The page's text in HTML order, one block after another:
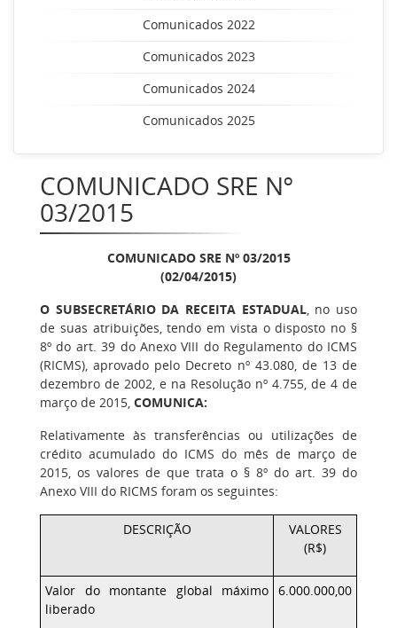
Comunicados 2022
Comunicados 2023
Comunicados 2024
Comunicados 2025
COMUNICADO SRE Nº
03/2015
COMUNICADO SRE Nº 03/2015
(02/04/2015)
O SUBSECRETÁRIO DA RECEITA ESTADUAL, no uso
de suas atribuições, tendo em vista o disposto no §
8º do art. 39 do Anexo VIII do Regulamento do ICMS
(RICMS), aprovado pelo Decreto nº 43.080, de 13 de
dezembro de 2002, e na Resolução nº 4.755, de 4 de
março de 2015, COMUNICA:
Relativamente às transferências ou utilizações de
crédito acumulado do ICMS do mês de março de
2015, os valores de que trata o § 8º do art. 39 do
Anexo VIII do RICMS foram os seguintes:
DESCRIÇÃO
VALORES
(R$)
Valor do montante global máximo
liberado
6.000.000,00